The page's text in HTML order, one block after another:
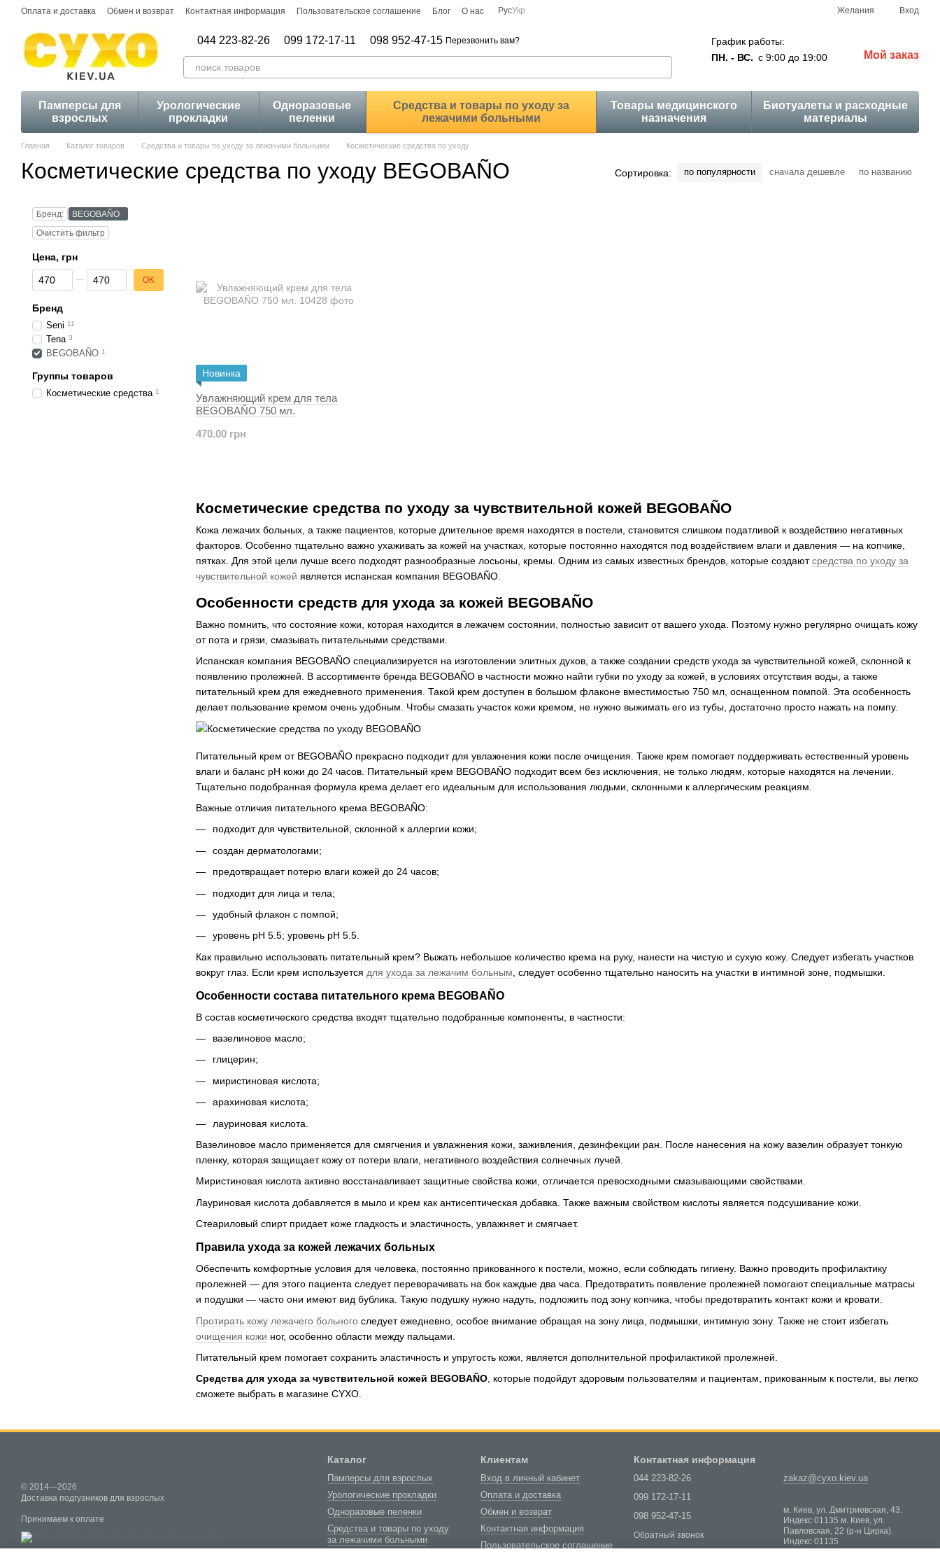
Перейти к основному контенту
Оплата и доставка Обмен и возврат Контактная информация Пользовательское соглашение Блог О нас РусУкр Желания Вход
044 223-82-26 099 172-17-11 098 952-47-15 Перезвонить вам?
График работы:
ПН. - ВС. с 9:00 до 19:00 Мой заказ
Памперсы для
взрослых
Урологические
прокладки
Одноразовые
пеленки
Средства и товары по уходу за
лежачими больными
Товары медицинского
назначения
Биотуалеты и расходные
материалы
Главная Каталог товаров Средства и товары по уходу за лежачими больными Косметические средства по уходу
Косметические средства по уходу BEGOBAÑO Сортировка: по популярности сначала дешевле по названию
Косметические средства по уходу за чувствительной кожей BEGOBAÑO
Кожа лежачих больных, а также пациентов, которые длительное время находятся в постели, становится слишком податливой к воздействию негативных
факторов. Особенно тщательно важно ухаживать за кожей на участках, которые постоянно находятся под воздействием влаги и давления — на копчике,
пятках. Для этой цели лучше всего подходят разнообразные лосьоны, кремы. Одним из самых известных брендов, которые создаютсредства по уходу за
чувствительной кожей является испанская компания BEGOBAÑO.
Особенности средств для ухода за кожей BEGOBAÑO
Важно помнить, что состояние кожи, которая находится в лежачем состоянии, полностью зависит от вашего ухода. Поэтому нужно регулярно очищать кожу
от пота и грязи, смазывать питательными средствами.
Испанская компания BEGOBAÑO специализируется на изготовлении элитных духов, а также создании средств ухода за чувствительной кожей, склонной к
появлению пролежней. В ассортименте бренда BEGOBAÑO в частности можно найти губки по уходу за кожей, в условиях отсутствия воды, а также
питательный крем для ежедневного применения. Такой крем доступен в большом флаконе вместимостью 750 мл, оснащенном помпой. Эта особенность
делает пользование кремом очень удобным. Чтобы смазать участок кожи кремом, не нужно выжимать его из тубы, достаточно просто нажать на помпу.
Питательный крем от BEGOBAÑO прекрасно подходит для увлажнения кожи после очищения. Также крем помогает поддерживать естественный уровень
влаги и баланс рН кожи до 24 часов. Питательный крем BEGOBAÑO подходит всем без исключения, не только людям, которые находятся на лечении.
Тщательно подобранная формула крема делает его идеальным для использования людьми, склонными к аллергическим реакциям.
Важные отличия питательного крема BEGOBAÑO:
подходит для чувствительной, склонной к аллергии кожи;
создан дерматологами;
предотвращает потерю влаги кожей до 24 часов;
подходит для лица и тела;
удобный флакон с помпой;
уровень рН 5.5; уровень рН 5.5.
Как правильно использовать питательный крем? Выжать небольшое количество крема на руку, нанести на чистую и сухую кожу. Следует избегать участков
вокруг глаз. Если крем используется для ухода за лежачим больным , следует особенно тщательно наносить на участки в интимной зоне, подмышки.
Особенности состава питательного крема BEGOBAÑO
В состав косметического средства входят тщательно подобранные компоненты, в частности:
вазелиновое масло;
глицерин;
миристиновая кислота;
арахиновая кислота;
лауриновая кислота.
Вазелиновое масло применяется для смягчения и увлажнения кожи, заживления, дезинфекции ран. После нанесения на кожу вазелин образует тонкую
пленку, которая защищает кожу от потери влаги, негативного воздействия солнечных лучей.
Миристиновая кислота активно восстанавливает защитные свойства кожи, отличается превосходными смазывающими свойствами.
Лауриновая кислота добавляется в мыло и крем как антисептическая добавка. Также важным свойством кислоты является подсушивание кожи.
Стеариловый спирт придает коже гладкость и эластичность, увлажняет и смягчает.
Правила ухода за кожей лежачих больных
Обеспечить комфортные условия для человека, постоянно прикованного к постели, можно, если соблюдать гигиену. Важно проводить профилактику
пролежней — для этого пациента следует переворачивать на бок каждые два часа. Предотвратить появление пролежней помогают специальные матрасы
и подушки — часто они имеют вид бублика. Такую подушку нужно надуть, подложить под зону копчика, чтобы предотвратить контакт кожи и кровати.
Протирать кожу лежачего больного следует ежедневно, особое внимание обращая на зону лица, подмышки, интимную зону. Также не стоит избегать
очищения кожи ног, особенно области между пальцами.
Питательный крем помогает сохранить эластичность и упругость кожи, является дополнительной профилактикой пролежней.
Средства для ухода за чувствительной кожей BEGOBAÑO, которые подойдут здоровым пользователям и пациентам, прикованным к постели, вы легко
сможете выбрать в магазине CYXO.
Новинка
Увлажняющий крем для тела
BEGOBAÑO 750 мл.
470.00 грн
Бренд:
BEGOBAÑO
Очистить фильтр
Цена, грн
От Цена, грн
До Цена, грн OK
Бренд
Seni 11
Tena 3
BEGOBAÑO 1
Группы товаров
Косметические средства 1
© 2014—2026
Доставка подгузников для взрослых
Принимаем к оплате
Каталог
Памперсы для взрослых
Урологические прокладки
Одноразовые пеленки
Средства и товары по уходу
за лежачими больными
Клиентам
Вход в личный кабинет
Оплата и доставка
Обмен и возврат
Контактная информация
Пользовательское соглашение
Контактная информация
044 223-82-26
099 172-17-11
098 952-47-15
Обратный звонок
zakaz@cyxo.kiev.ua
м. Киев, ул. Дмитриевская, 43.
Индекс 01135 м. Киев, ул.
Павловская, 22 (р-н Цирка).
Индекс 01135